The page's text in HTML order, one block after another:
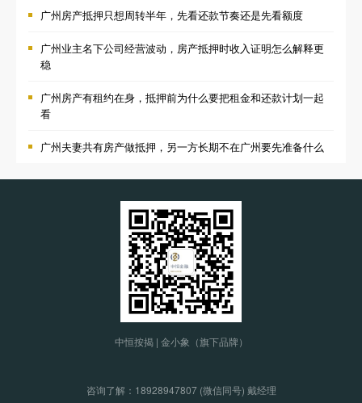
广州房产抵押只想周转半年，先看还款节奏还是先看额度
广州业主名下公司经营波动，房产抵押时收入证明怎么解释更
稳
广州房产有租约在身，抵押前为什么要把租金和还款计划一起
看
广州夫妻共有房产做抵押，另一方长期不在广州要先准备什么
中恒按揭 | 金小象（旗下品牌）
咨询了解： 18928947807 (微信同号) 戴经理